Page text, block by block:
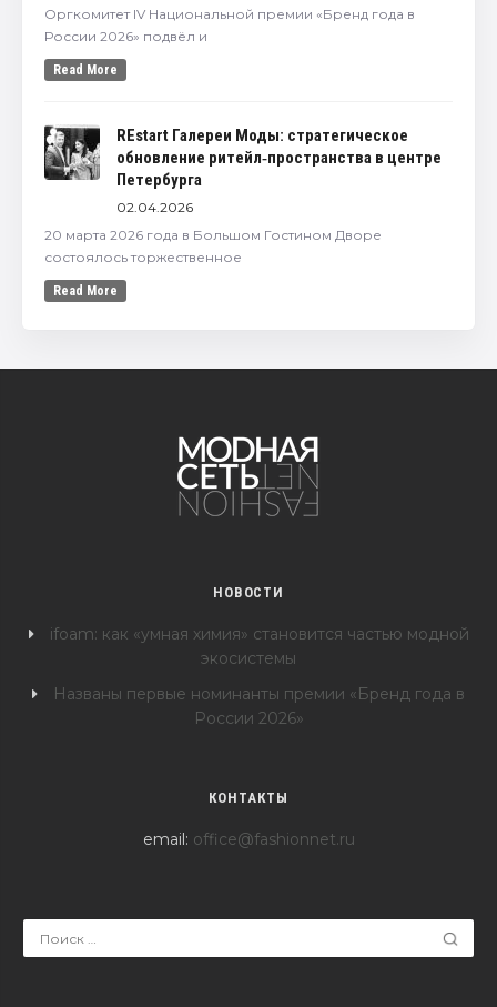
Оргкомитет IV Национальной премии «Бренд года в
России 2026» подвёл и
Read More
REstart Галереи Моды: стратегическое
обновление ритейл‑пространства в центре
Петербурга
02.04.2026
20 марта 2026 года в Большом Гостином Дворе
состоялось торжественное
Read More
НОВОСТИ
ifoam: как «умная химия» становится частью модной
экосистемы
Названы первые номинанты премии «Бренд года в
России 2026»
КОНТАКТЫ
email: office@fashionnet.ru